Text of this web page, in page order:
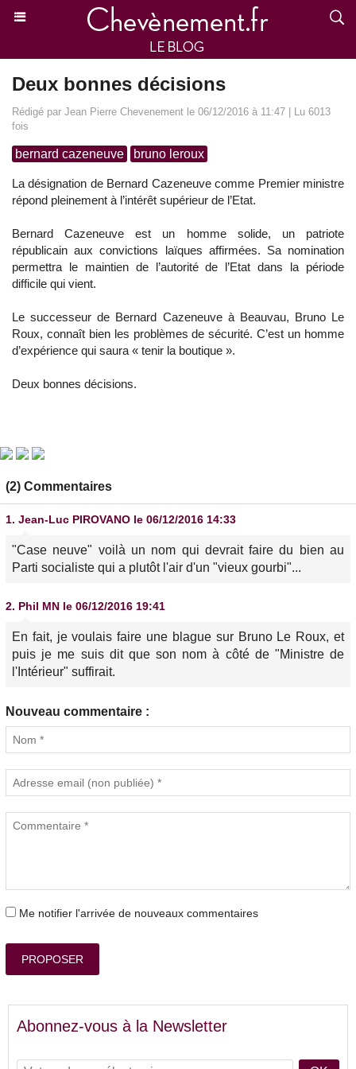
Deux bonnes décisions
Rédigé par Jean Pierre Chevenement le 06/12/2016 à 11:47 | Lu 6013
fois
bernard cazeneuve bruno leroux
La désignation de Bernard Cazeneuve comme Premier ministre
répond pleinement à l’intérêt supérieur de l’Etat.
Bernard Cazeneuve est un homme solide, un patriote
républicain aux convictions laïques affirmées. Sa nomination
permettra le maintien de l’autorité de l’Etat dans la période
difficile qui vient.
Le successeur de Bernard Cazeneuve à Beauvau, Bruno Le
Roux, connaît bien les problèmes de sécurité. C’est un homme
d’expérience qui saura « tenir la boutique ».
Deux bonnes décisions.
(2) Commentaires
1. Jean-Luc PIROVANO le 06/12/2016 14:33
"Case neuve" voilà un nom qui devrait faire du bien au
Parti socialiste qui a plutôt l'air d'un "vieux gourbi"...
2. Phil MN le 06/12/2016 19:41
En fait, je voulais faire une blague sur Bruno Le Roux, et
puis je me suis dit que son nom à côté de "Ministre de
l'Intérieur" suffirait.
Nouveau commentaire :
Me notifier l'arrivée de nouveaux commentaires
PROPOSER
Abonnez-vous à la Newsletter